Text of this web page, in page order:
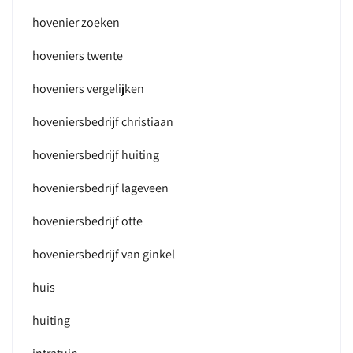
hovenier zoeken
hoveniers twente
hoveniers vergelijken
hoveniersbedrijf christiaan
hoveniersbedrijf huiting
hoveniersbedrijf lageveen
hoveniersbedrijf otte
hoveniersbedrijf van ginkel
huis
huiting